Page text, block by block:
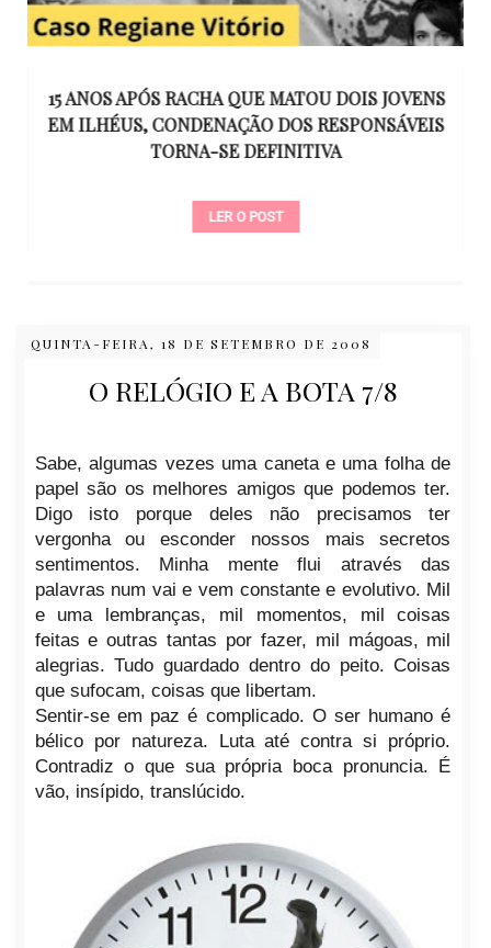
15 ANOS APÓS RACHA QUE MATOU DOIS JOVENS
EM ILHÉUS, CONDENAÇÃO DOS RESPONSÁVEIS
TORNA-SE DEFINITIVA
LER O POST
QUINTA-FEIRA, 18 DE SETEMBRO DE 2008
O RELÓGIO E A BOTA 7/8
Sabe, algumas vezes uma caneta e uma folha de
papel são os melhores amigos que podemos ter.
Digo isto porque deles não precisamos ter
vergonha ou esconder nossos mais secretos
sentimentos. Minha mente flui através das
palavras num vai e vem constante e evolutivo. Mil
e uma lembranças, mil momentos, mil coisas
feitas e outras tantas por fazer, mil mágoas, mil
alegrias. Tudo guardado dentro do peito. Coisas
que sufocam, coisas que libertam.
Sentir-se em paz é complicado. O ser humano é
bélico por natureza. Luta até contra si próprio.
Contradiz o que sua própria boca pronuncia. É
vão, insípido, translúcido.